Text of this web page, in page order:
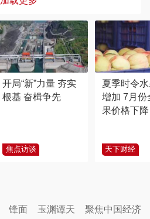
开局“新”力量 夯实
根基 奋楫争先
焦点访谈
夏季时令
增加 7月份
果价格下降
天下财经
锋面 玉渊谭天 聚焦中国经济